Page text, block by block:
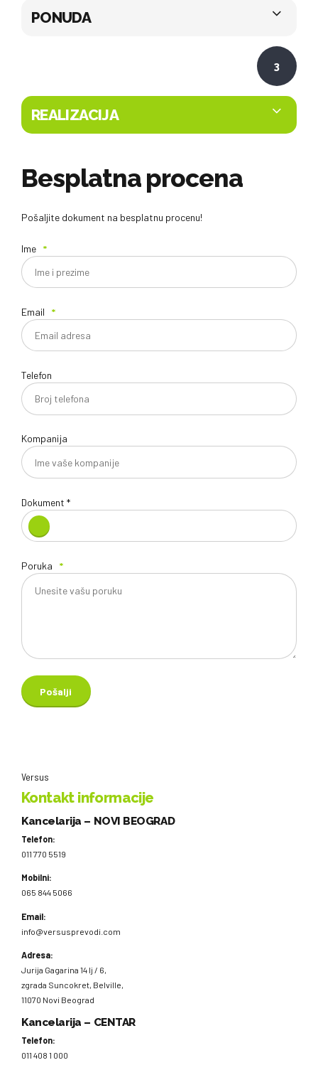
PONUDA
3
REALIZACIJA
Besplatna procena
Pošaljite dokument na besplatnu procenu!
Ime
Email
Telefon
Kompanija
Dokument *
Poruka
Versus
Kontakt informacije
Kancelarija – NOVI BEOGRAD
Telefon:
011 770 5519
Mobilni:
065 844 5066
Email:
info@versusprevodi.com
Adresa:
Jurija Gagarina 14 lj / 6,
zgrada Suncokret, Belville,
11070 Novi Beograd
Kancelarija – CENTAR
Telefon:
011 408 1 000